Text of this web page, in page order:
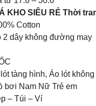
KHO SIÊU RẺ Thời
Cotton
2 dây không đường may
tàng hình, Áo lót không
bơi Nam Nữ Trẻ em
– Túi – Ví